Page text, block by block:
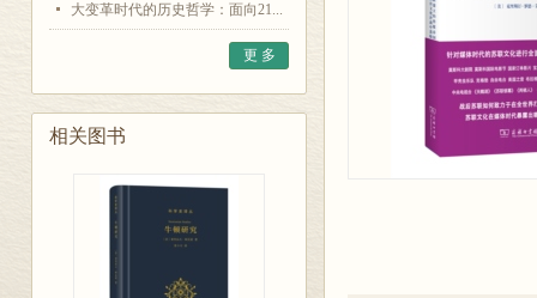
大变革时代的历史哲学：面向21...
更 多
相关图书